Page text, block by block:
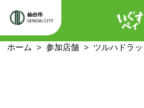
ホーム 参加店舗 ツルハドラ